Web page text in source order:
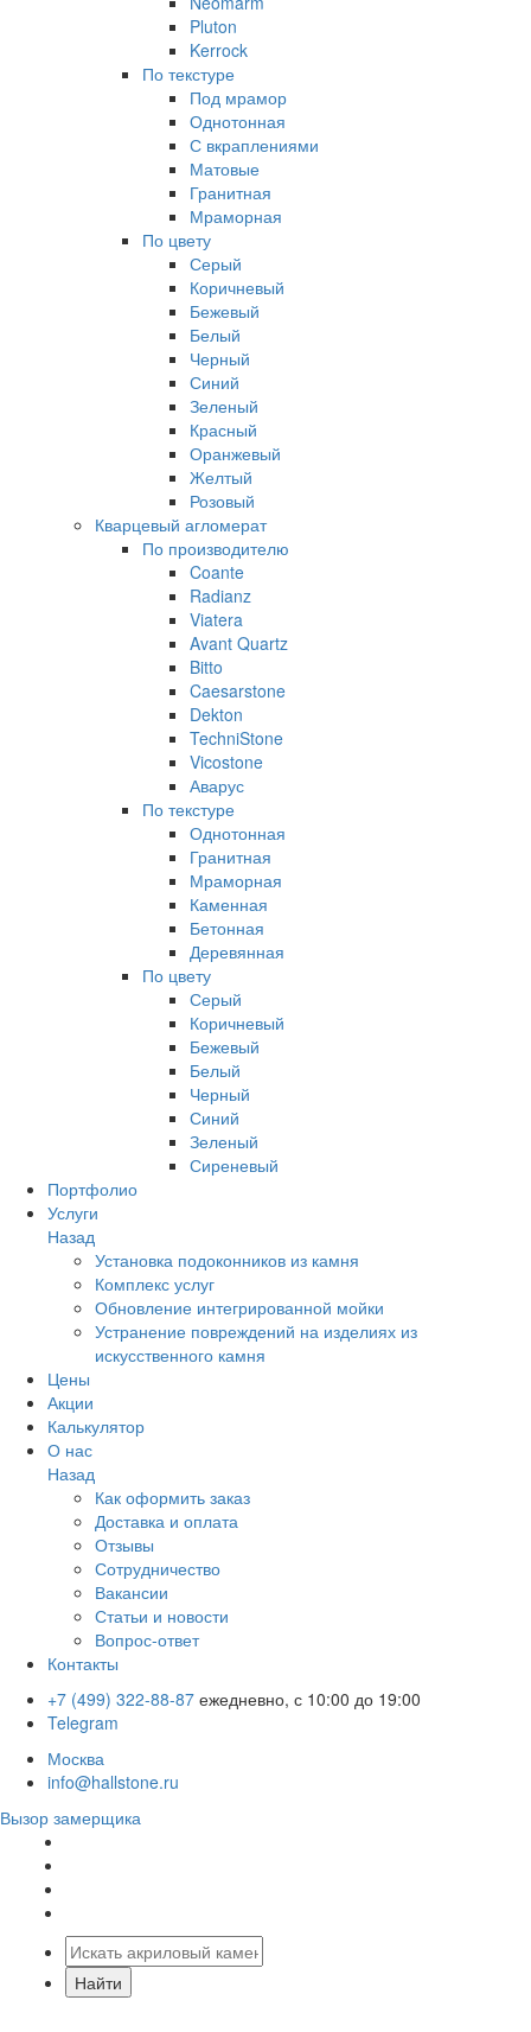
Pluton
Kerrock
По текстуре
Под мрамор
Однотонная
С вкраплениями
Матовые
Гранитная
Мраморная
По цвету
Серый
Коричневый
Бежевый
Белый
Черный
Синий
Зеленый
Красный
Оранжевый
Желтый
Розовый
Кварцевый агломерат
По производителю
Coante
Radianz
Viatera
Avant Quartz
Bitto
Caesarstone
Dekton
TechniStone
Vicostone
Аварус
По текстуре
Однотонная
Гранитная
Мраморная
Каменная
Бетонная
Деревянная
По цвету
Серый
Коричневый
Бежевый
Белый
Черный
Синий
Зеленый
Сиреневый
Портфолио
Услуги
Назад
Установка подоконников из камня
Комплекс услуг
Обновление интегрированной мойки
Устранение повреждений на изделиях из
искусственного камня
Цены
Акции
Калькулятор
О нас
Назад
Как оформить заказ
Доставка и оплата
Отзывы
Сотрудничество
Вакансии
Статьи и новости
Вопрос-ответ
Контакты
+7 (499) 322-88-87 ежедневно, с 10:00 до 19:00
Telegram
Москва
info@hallstone.ru
Вызор замерщика